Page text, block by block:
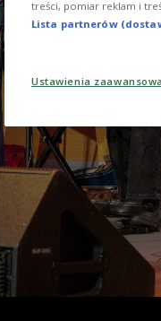
treści, pomiar reklam i
Lista partnerów
Ustawienia